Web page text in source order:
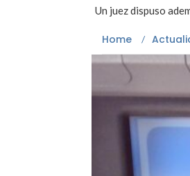
Un juez dispuso
Home /